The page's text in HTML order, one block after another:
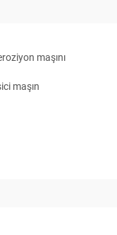
maşını
maşın